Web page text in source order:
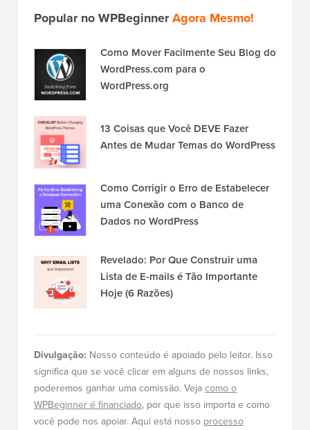
Popular no WPBeginnerAgora Mesmo!
Como Mover Facilmente Seu Blog do
WordPress.com para o
WordPress.org
13 Coisas que Você DEVE Fazer
Antes de Mudar Temas do WordPress
Como Corrigir o Erro de Estabelecer
uma Conexão com o Banco de
Dados no WordPress
Revelado: Por Que Construir uma
Lista de E-mails é Tão Importante
Hoje (6 Razões)
Divulgação: Nosso conteúdo é apoiado pelo leitor. Isso
significa que se você clicar em alguns de nossos links,
poderemos ganhar uma comissão. Veja como o
WPBeginner é financiado, por que isso importa e como
você pode nos apoiar. Aqui está nosso processo